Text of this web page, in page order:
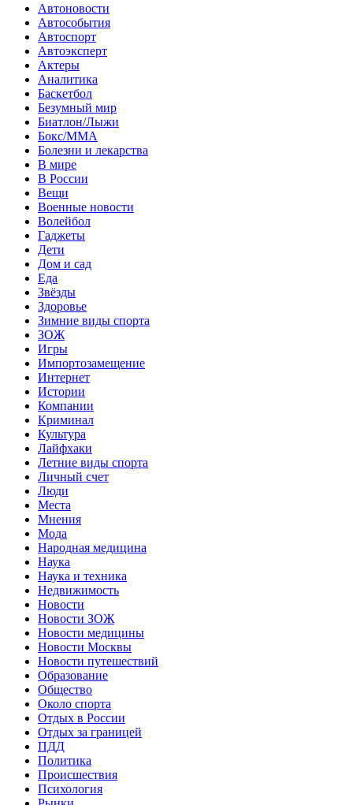
Автоновости
Автособытия
Автоспорт
Автоэксперт
Актеры
Аналитика
Баскетбол
Безумный мир
Биатлон/Лыжи
Бокс/MMA
Болезни и лекарства
В мире
В России
Вещи
Военные новости
Волейбол
Гаджеты
Дети
Дом и сад
Еда
Звёзды
Здоровье
Зимние виды спорта
ЗОЖ
Игры
Импортозамещение
Интернет
Истории
Компании
Криминал
Культура
Лайфхаки
Летние виды спорта
Личный счет
Люди
Места
Мнения
Мода
Народная медицина
Наука
Наука и техника
Недвижимость
Новости
Новости ЗОЖ
Новости медицины
Новости Москвы
Новости путешествий
Образование
Общество
Около спорта
Отдых в России
Отдых за границей
ПДД
Политика
Происшествия
Психология